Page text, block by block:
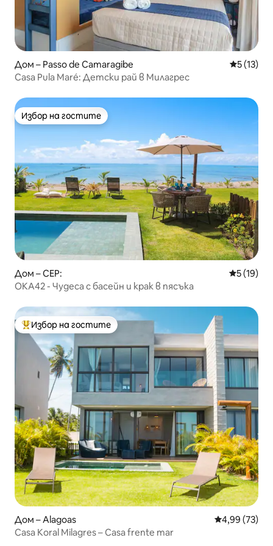
Дом – Passo de Camaragibe Средна
5 (13)
Casa Pula Maré: Детски рай в Милагрес
Избор на гостите
Избор на гостите
Дом – CEP: Средна
5 (19)
OKA42 - Чудеса с басейн и крак в пясъка
Най-популярен избор на гостите
Избор на гостите
Дом – Alagoas Средна
4,99 (73)
Casa Koral Milagres – Casa frente mar